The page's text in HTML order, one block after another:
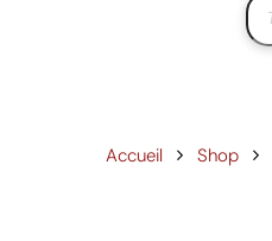
Accueil Shop